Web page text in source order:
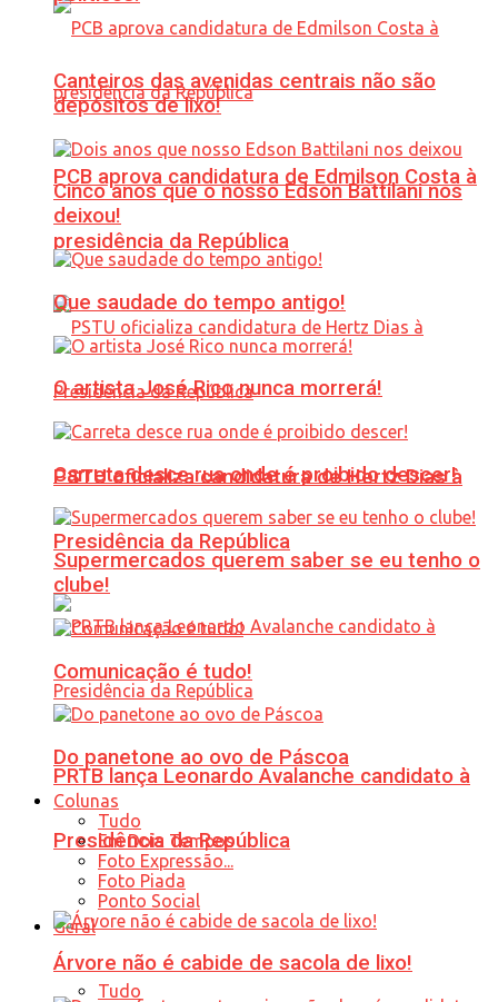
PCB aprova candidatura de Edmilson Costa à
presidência da República
PSTU oficializa candidatura de Hertz Dias à
Presidência da República
PRTB lança Leonardo Avalanche candidato à
Presidência da República
Geral
Tudo
Canteiros das avenidas centrais não são
depósitos de lixo!
Cinco anos que o nosso Edson Battilani nos
deixou!
Que saudade do tempo antigo!
O artista José Rico nunca morrerá!
Carreta desce rua onde é proibido descer!
Supermercados querem saber se eu tenho o
clube!
Comunicação é tudo!
Do panetone ao ovo de Páscoa
Colunas
Tudo
Em Dois Tempos
Foto Expressão...
Foto Piada
Ponto Social
Árvore não é cabide de sacola de lixo!